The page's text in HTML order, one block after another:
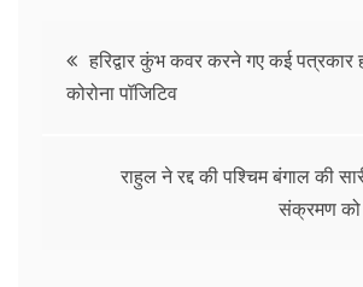
Post
navigation
हरिद्वार कुंभ कवर करने गए कई
कोरोना पॉजिटिव
राहुल ने रद्द की पश्चिम बंगाल की
संक्रमण को